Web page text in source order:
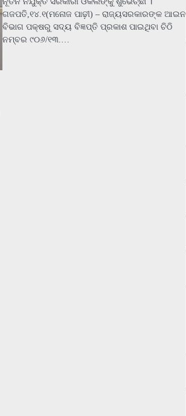
ଗଜପତି,୧୪.୧(ମନୋଜ ପାଢ଼ୀ) – ରାଜ୍ୟସରକାରଙ୍କ ଆଇନ
ବିଭାଗ ପକ୍ଷରୁ ସଦ୍ୟ ବିଜ୍ଞପ୍ତି ପ୍ରକାଶ ପାଇଥିବା ଚିଠି
ନମ୍ବର ୯୦୬/୧୩.…